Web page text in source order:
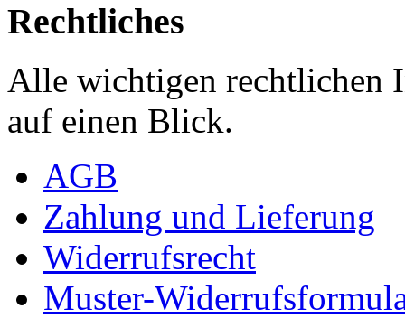
Rechtliches
Alle wichtigen rechtlichen
auf einen Blick.
AGB
Zahlung und Lieferung
Widerrufsrecht
Muster-